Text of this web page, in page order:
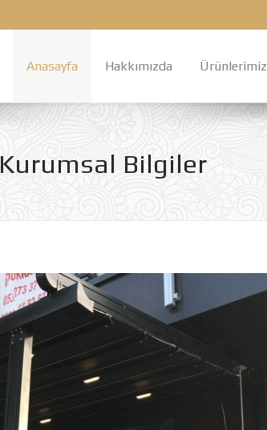
Anasayfa Hakkımızda Ürünlerimiz
Kurumsal Bilgiler